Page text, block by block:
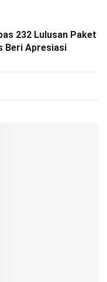
232 Lulusan Paket
Beri Apresiasi